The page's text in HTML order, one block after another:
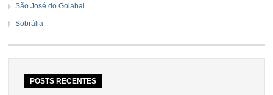
São José do Goiabal
Sobrália
POSTS RECENTES